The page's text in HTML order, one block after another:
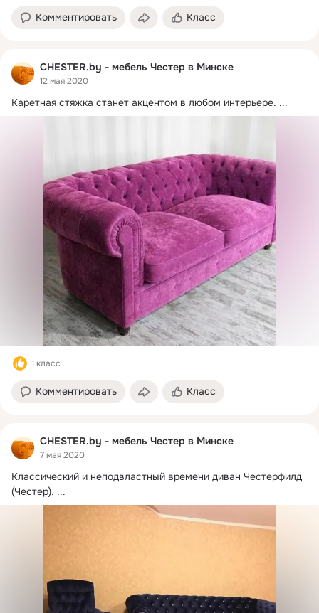
Комментировать Класс
CHESTER.by - мебель Честер в Минске
12 мая 2020
Каретная стяжка станет акцентом в любом интерьере. ...
1 класс
Комментировать Класс
CHESTER.by - мебель Честер в Минске
7 мая 2020
Классический и неподвластный времени диван Честерфилд
(Честер). ...